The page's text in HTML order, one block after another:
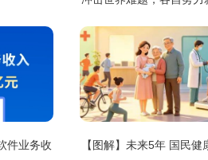
件业务收
【图解】未来5年 国民健